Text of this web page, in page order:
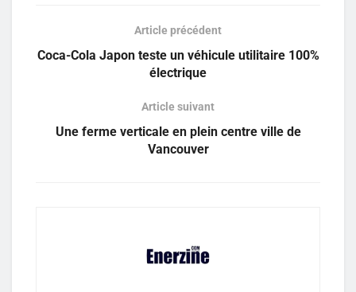
Article précédent
Coca-Cola Japon teste un véhicule utilitaire 100%
électrique
Article suivant
Une ferme verticale en plein centre ville de
Vancouver